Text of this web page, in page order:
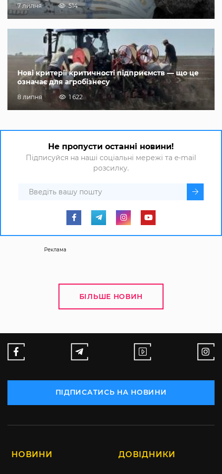
7 липня 514
Нові критерії критичності підприємств — що це
означає для агробізнесу
8 липня 1 622
Не пропусти останні новини!
Підписуйся на наші соціальні мережі та e-mail
розсилку.
Реклама
БІЛЬШЕ НОВИН
ПІДПИСАТИСЬ НА НОВИНИ
НОВИНИ ДОВІДНИКИ